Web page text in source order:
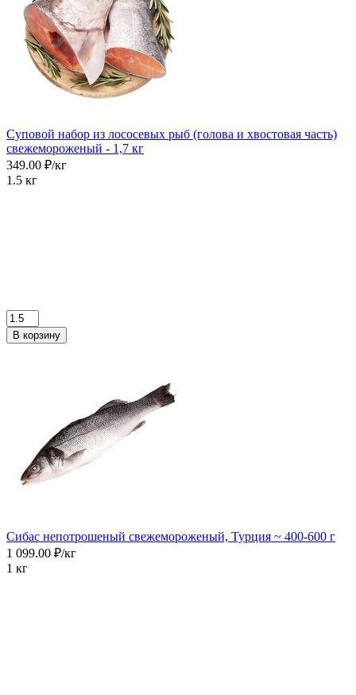
Суповой набор из лососевых рыб (голова и хвостовая часть)
свежемороженый - 1,7 кг
349.00 ₽/кг
1.5 кг
В корзину
Сибас непотрошеный свежемороженый, Турция ~ 400-600 г
1 099.00 ₽/кг
1 кг